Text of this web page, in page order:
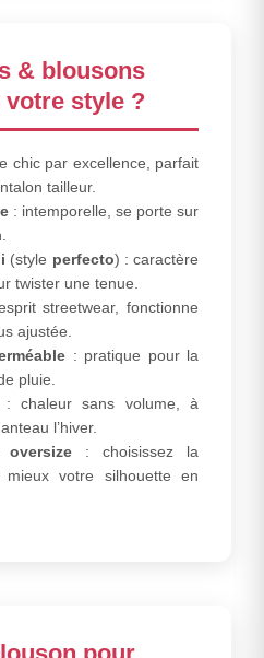
& blousons
style ?
chic par excellence, parfait
tailleur.
: intemporelle, se porte sur
(style perfecto) : caractère
twister une tenue.
streetwear, fonctionne
ajustée.
: pratique pour la
pluie.
chaleur sans volume, à
l’hiver.
oversize : choisissez la
votre silhouette en